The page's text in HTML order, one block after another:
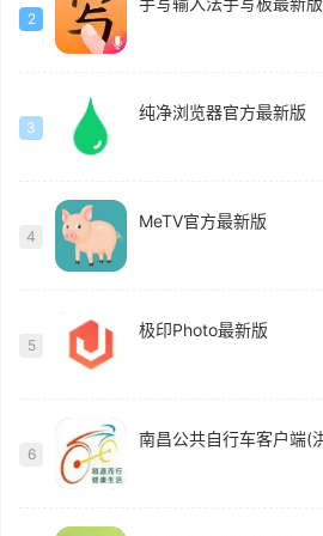
2
3
纯净浏览器官方最新版
4
MeTV官方最新版
5
极印Photo最新版
6